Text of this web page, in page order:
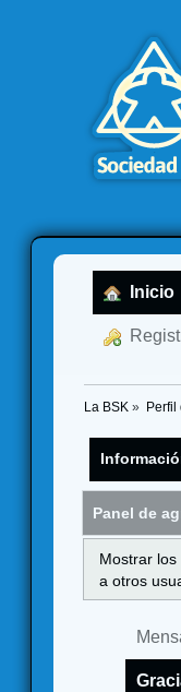
Inicio
La BSK » Perfil
Panel de
Mostrar
a otros